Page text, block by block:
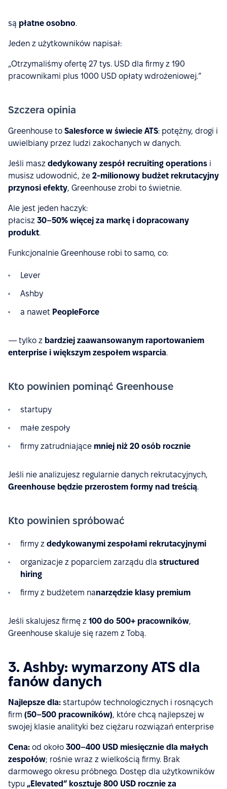
są płatne osobno.
Jeden z użytkowników napisał:
„Otrzymaliśmy ofertę 27 tys. USD dla firmy z 190
pracownikami plus 1000 USD opłaty wdrożeniowej.”
Szczera opinia
Greenhouse to Salesforce w świecie ATS: potężny, drogi i
uwielbiany przez ludzi zakochanych w danych.
Jeśli masz dedykowany zespół recruiting operations i
musisz udowodnić, że 2-milionowy budżet rekrutacyjny
przynosi efekty, Greenhouse zrobi to świetnie.
Ale jest jeden haczyk:
płacisz 30–50% więcej za markę i dopracowany
produkt.
Funkcjonalnie Greenhouse robi to samo, co:
Lever
Ashby
a nawet PeopleForce
— tylko z bardziej zaawansowanym raportowaniem
enterprise i większym zespołem wsparcia.
Kto powinien pominąć Greenhouse
startupy
małe zespoły
firmy zatrudniające mniej niż 20 osób rocznie
Jeśli nie analizujesz regularnie danych rekrutacyjnych,
Greenhouse będzie przerostem formy nad treścią.
Kto powinien spróbować
firmy z dedykowanymi zespołami rekrutacyjnymi
organizacje z poparciem zarządu dla structured
hiring
firmy z budżetem nanarzędzie klasy premium
Jeśli skalujesz firmę z 100 do 500+ pracowników,
Greenhouse skaluje się razem z Tobą.
3. Ashby: wymarzony ATS dla
fanów danych
Najlepsze dla: startupów technologicznych i rosnących
firm (50–500 pracowników), które chcą najlepszej w
swojej klasie analityki bez ciężaru rozwiązań enterprise
Cena: od około 300–400 USD miesięcznie dla małych
zespołów; rośnie wraz z wielkością firmy. Brak
darmowego okresu próbnego. Dostęp dla użytkowników
typu „Elevated” kosztuje 800 USD rocznie za